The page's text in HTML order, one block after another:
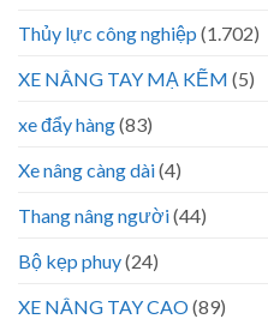
Thủy lực công nghiệp (1.702)
XE NÂNG TAY MẠ KẼM (5)
xe đẩy hàng(83)
Xe nâng càng dài(4)
Thang nâng người(44)
Bộ kẹp phuy(24)
XE NÂNG TAY CAO(89)